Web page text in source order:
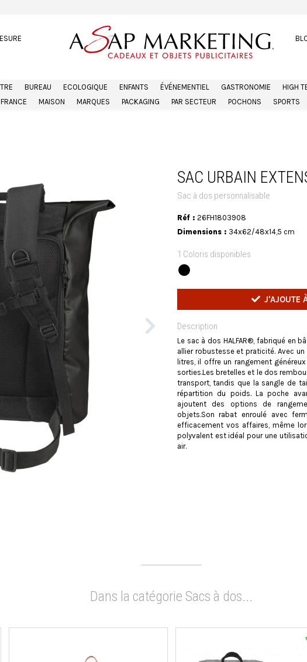
BUREAU ECOLOGIQUE ENFANTS ÉVÉNEMENTIEL GASTRONOMIE HIGH
MAISON MARQUES PACKAGING PAR SECTEUR POCHONS SPORTS
SAC URBAIN
Sac à dos personnalisable
Réf : 26FH1803908
Dimensions : 34x62/48x14,5 cm
1 Coloris disponibles
J'AJOUTE
Description
Le sac à dos HALFAR®, fabriqué en
allier robustesse et praticité. Avec
litres, il offre un rangement
sorties.Les bretelles et le dos
transport, tandis que la sangle de
répartition du poids. La poche
ajoutent des options de
objets.Son rabat enroulé avec
efficacement vos affaires, même
polyvalent est idéal pour une
air.
Dans la catégorie Sacs à dos...